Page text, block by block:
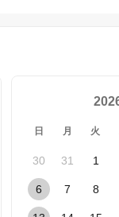
日 月 火
30 31 1
6 7 8